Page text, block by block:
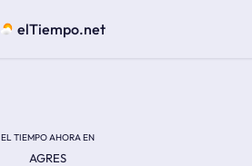
elTiempo.net
EL TIEMPO AHORA EN
AGRES